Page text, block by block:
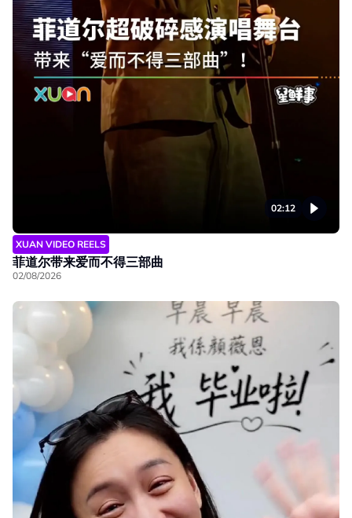
02:12
XUAN VIDEO REELS
菲道尔带来爱而不得三部曲
02/08/2026